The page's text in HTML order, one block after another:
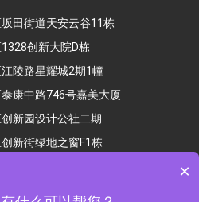
田街道天安云谷11栋
创新大院D栋
陵路星耀城2期1幢
康中路746号嘉美大厦
新园设计公社二期
新街绿地之窗F1栋
×